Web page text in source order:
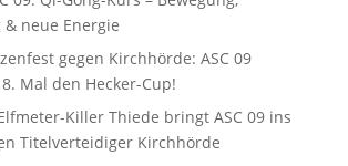
neue Energie
gegen Kirchhörde: ASC 09
Mal den Hecker-Cup!
Killer Thiede bringt ASC 09 ins
Titelverteidiger Kirchhörde